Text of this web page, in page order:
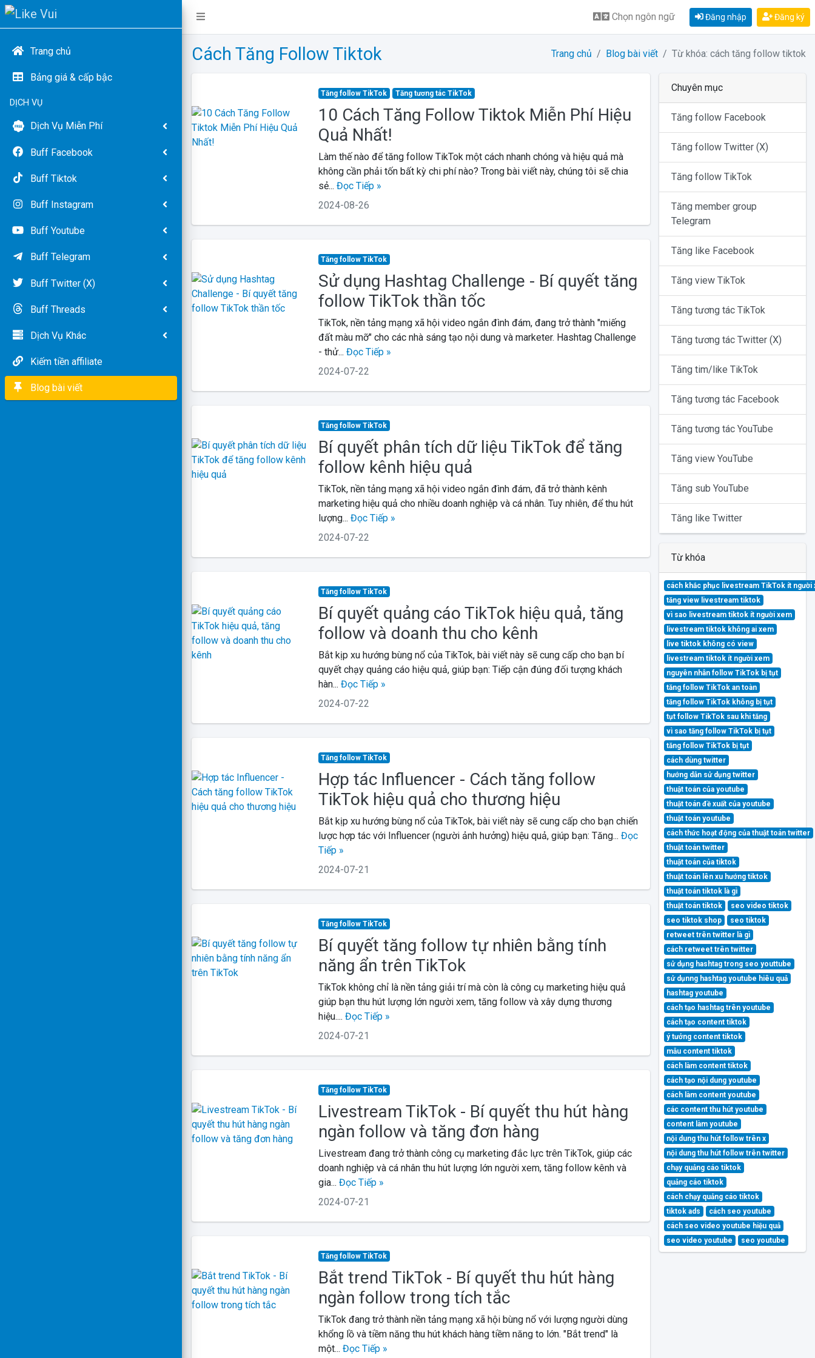
Chọn ngôn ngữ Đăng nhập Đăng ký
Trang chủ
Bảng giá & cấp bậc
DỊCH VỤ
Dịch Vụ Miễn Phí
Buff Facebook
Buff Tiktok
Buff Instagram
Buff Youtube
Buff Telegram
Buff Twitter (X)
Buff Threads
Dịch Vụ Khác
Kiếm tiền affiliate
Blog bài viết
Cách Tăng Follow Tiktok Trang chủ Blog bài viết Từ khóa: cách tăng follow tiktok
Tăng follow TikTok Tăng tương tác TikTok
10 Cách Tăng Follow Tiktok Miễn Phí Hiệu
Quả Nhất!
Làm thế nào để tăng follow TikTok một cách nhanh chóng và hiệu quả mà
không cần phải tốn bất kỳ chi phí nào? Trong bài viết này, chúng tôi sẽ chia
sẻ... Đọc Tiếp »
2024-08-26
Tăng follow TikTok
Sử dụng Hashtag Challenge - Bí quyết tăng
follow TikTok thần tốc
TikTok, nền tảng mạng xã hội video ngắn đình đám, đang trở thành "miếng
đất màu mỡ" cho các nhà sáng tạo nội dung và marketer. Hashtag Challenge
- thử... Đọc Tiếp »
2024-07-22
Tăng follow TikTok
Bí quyết phân tích dữ liệu TikTok để tăng
follow kênh hiệu quả
TikTok, nền tảng mạng xã hội video ngắn đình đám, đã trở thành kênh
marketing hiệu quả cho nhiều doanh nghiệp và cá nhân. Tuy nhiên, để thu hút
lượng... Đọc Tiếp »
2024-07-22
Tăng follow TikTok
Bí quyết quảng cáo TikTok hiệu quả, tăng
follow và doanh thu cho kênh
Bắt kịp xu hướng bùng nổ của TikTok, bài viết này sẽ cung cấp cho bạn bí
quyết chạy quảng cáo hiệu quả, giúp bạn: Tiếp cận đúng đối tượng khách
hàn... Đọc Tiếp »
2024-07-22
Tăng follow TikTok
Hợp tác Influencer - Cách tăng follow
TikTok hiệu quả cho thương hiệu
Bắt kịp xu hướng bùng nổ của TikTok, bài viết này sẽ cung cấp cho bạn chiến
lược hợp tác với Influencer (người ảnh hưởng) hiệu quả, giúp bạn: Tăng... Đọc
Tiếp »
2024-07-21
Tăng follow TikTok
Bí quyết tăng follow tự nhiên bằng tính
năng ẩn trên TikTok
TikTok không chỉ là nền tảng giải trí mà còn là công cụ marketing hiệu quả
giúp bạn thu hút lượng lớn người xem, tăng follow và xây dựng thương
hiệu.... Đọc Tiếp »
2024-07-21
Tăng follow TikTok
Livestream TikTok - Bí quyết thu hút hàng
ngàn follow và tăng đơn hàng
Livestream đang trở thành công cụ marketing đắc lực trên TikTok, giúp các
doanh nghiệp và cá nhân thu hút lượng lớn người xem, tăng follow kênh và
gia... Đọc Tiếp »
2024-07-21
Tăng follow TikTok
Bắt trend TikTok - Bí quyết thu hút hàng
ngàn follow trong tích tắc
TikTok đang trở thành nền tảng mạng xã hội bùng nổ với lượng người dùng
khổng lồ và tiềm năng thu hút khách hàng tiềm năng to lớn. "Bắt trend" là
một... Đọc Tiếp »
Chuyên mục
Tăng follow Facebook
Tăng follow Twitter (X)
Tăng follow TikTok
Tăng member group
Telegram
Tăng like Facebook
Tăng view TikTok
Tăng tương tác TikTok
Tăng tương tác Twitter (X)
Tăng tim/like TikTok
Tăng tương tác Facebook
Tăng tương tác YouTube
Tăng view YouTube
Tăng sub YouTube
Tăng like Twitter
Từ khóa
cách khắc phục livestream TikTok ít người
tăng view livestream tiktok
vì sao livestream tiktok ít người xem
livestream tiktok không ai xem
live tiktok không có view
livestream tiktok ít người xem
nguyên nhân follow TikTok bị tụt
tăng follow TikTok an toàn
tăng follow TikTok không bị tụt
tụt follow TikTok sau khi tăng
vì sao tăng follow TikTok bị tụt
tăng follow TikTok bị tụt
cách dùng twitter
hướng dẫn sử dụng twitter
thuật toán của youtube
thuật toán đề xuất của youtube
thuật toán youtube
cách thức hoạt động của thuật toán twitter
thuật toán twitter
thuật toán của tiktok
thuật toán lên xu hướng tiktok
thuật toán tiktok là gì
thuật toán tiktok
seo video tiktok
seo tiktok shop
seo tiktok
retweet trên twitter là gì
cách retweet trên twitter
sử dụng hashtag trong seo youttube
sử dụnng hashtag youtube hiêu quả
hashtag youtube
cách tạo hashtag trên youtube
cách tạo content tiktok
ý tưởng content tiktok
mẫu content tiktok
cách làm content tiktok
cách tạo nội dung youtube
cách làm content youtube
các content thu hút youtube
content làm youtube
nội dung thu hút follow trên x
nội dung thu hút follow trên twitter
chạy quảng cáo tiktok
quảng cáo tiktok
cách chạy quảng cáo tiktok
tiktok ads
cách seo youtube
cách seo video youtube hiệu quả
seo video youtube
seo youtube